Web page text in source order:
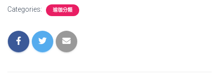
Categories: 瑜珈分類